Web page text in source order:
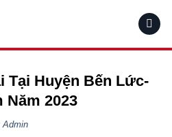
Tại Huyện Bến Lức-
Năm 2023
Admin